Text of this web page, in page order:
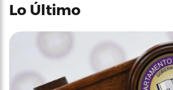
Lo Último